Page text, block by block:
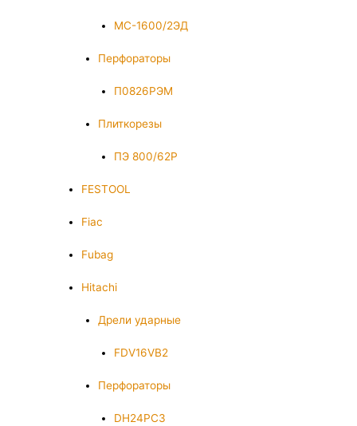
МС-1600/2ЭД
Перфораторы
П0826РЭМ
Плиткорезы
ПЭ 800/62Р
FESTOOL
Fiac
Fubag
Hitachi
Дрели ударные
FDV16VB2
Перфораторы
DH24PC3